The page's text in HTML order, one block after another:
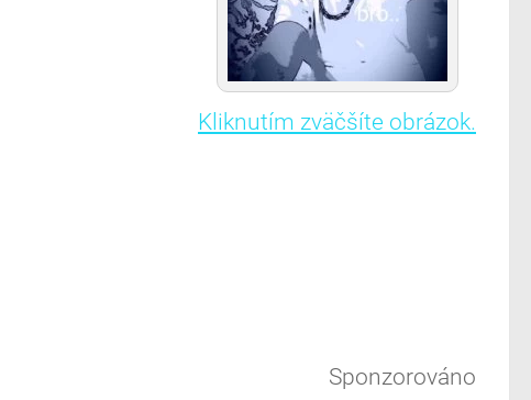
Kliknutím zväčšíte obrázok.
Sponzorováno